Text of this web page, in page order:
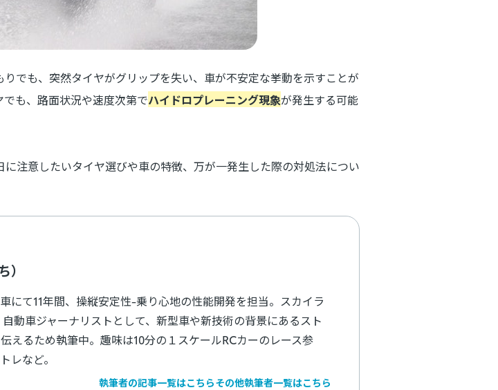
でも、突然タイヤがグリップを失い、車が不安定な挙動を示すことが
も、路面状況や速度次第でハイドロプレーニング現象が発生する可能
注意したいタイヤ選びや車の特徴、万が一発生した際の対処法につい
）
にて11年間、操縦安定性-乗り心地の性能開発を担当。スカイラ
動車ジャーナリストとして、新型車や新技術の背景にあるスト
えるため執筆中。趣味は10分の１スケールRCカーのレース参
レなど。
執筆者の記事一覧はこちらその他執筆者一覧はこちら